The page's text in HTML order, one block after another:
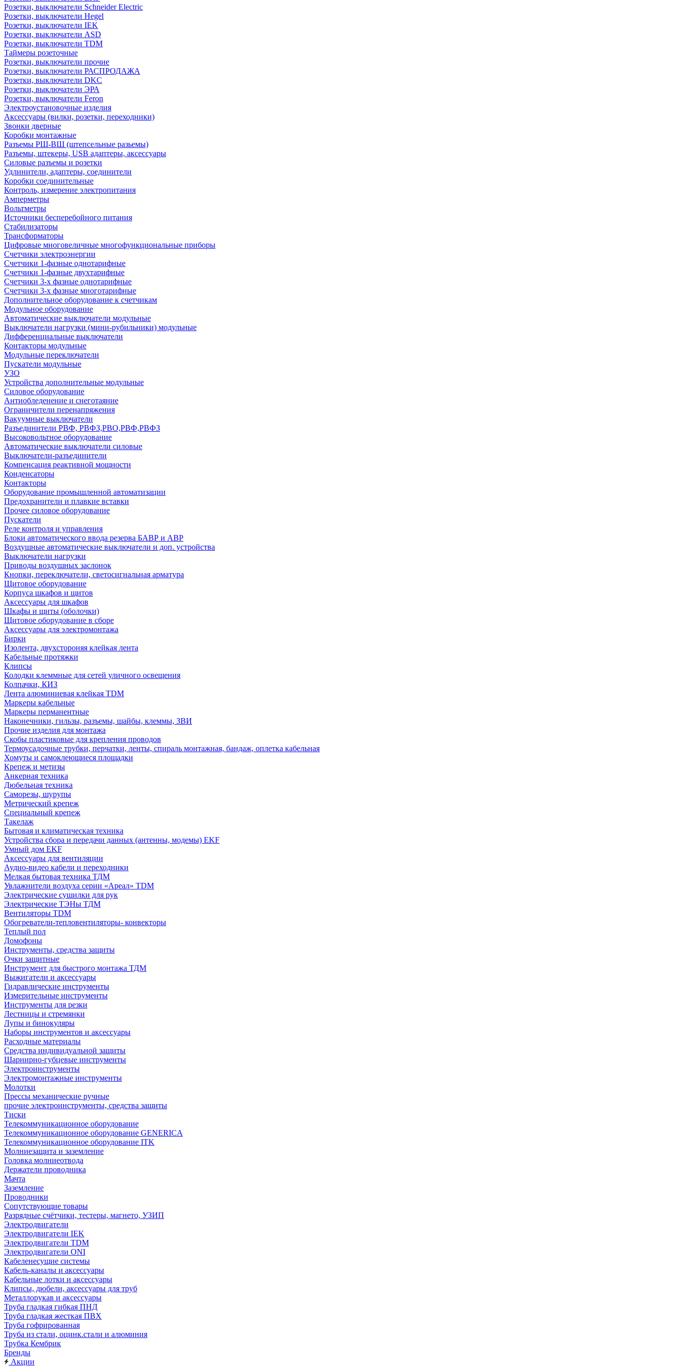
Розетки, выключатели Schneider Electric
Розетки, выключатели Hegel
Розетки, выключатели IEK
Розетки, выключатели ASD
Розетки, выключатели TDM
Таймеры розеточные
Розетки, выключатели прочие
Розетки, выключатели РАСПРОДАЖА
Розетки, выключатели DKC
Розетки, выключатели ЭРА
Розетки, выключатели Feron
Электроустановочные изделия
Аксессуары (вилки, розетки, переходники)
Звонки дверные
Коробки монтажные
Разъемы РШ-ВШ (штепсельные разьемы)
Разъемы, штекеры, USB адаптеры, аксессуары
Силовые разъемы и розетки
Удлинители, адаптеры, соединители
Коробки соединительные
Контроль, измерение электропитания
Амперметры
Вольтметры
Источники бесперебойного питания
Стабилизаторы
Трансформаторы
Цифровые многовеличные многофункциональные приборы
Счетчики электроэнергии
Счетчики 1-фазные однотарифные
Счетчики 1-фазные двухтарифные
Счетчики 3-х фазные однотарифные
Счетчики 3-х фазные многотарифные
Дополнительное оборудование к счетчикам
Модульное оборудование
Автоматические выключатели модульные
Выключатели нагрузки (мини-рубильники) модульные
Дифференциальные выключатели
Контакторы модульные
Модульные переключатели
Пускатели модульные
УЗО
Устройства дополнительные модульные
Силовое оборудование
Антиобледенение и снеготаяние
Ограничители перенапряжения
Вакуумные выключатели
Разъединители РВФ, РВФЗ,РВО,РВФ,РВФЗ
Высоковольтное оборудование
Автоматические выключатели cиловые
Выключатели-разъединители
Компенсация реактивной мощности
Конденсаторы
Контакторы
Оборудование промышленной автоматизации
Предохранители и плавкие вставки
Прочее силовое оборудование
Пускатели
Реле контроля и управления
Блоки автоматического ввода резерва БАВР и АВР
Воздушные автоматические выключатели и доп. устройства
Выключатели нагрузки
Приводы воздушных заслонок
Кнопки, переключатели, светосигнальная арматура
Щитовое оборудование
Корпуса шкафов и щитов
Аксессуары для шкафов
Шкафы и щиты (оболочки)
Щитовое оборудование в сборе
Аксессуары для электромонтажа
Бирки
Изолента, двухстороняя клейкая лента
Кабельные протяжки
Клипсы
Колодки клеммные для сетей уличного освещения
Колпачки, КИЗ
Лента алюминиевая клейкая TDM
Маркеры кабельные
Маркеры перманентные
Наконечники, гильзы, разъемы, шайбы, клеммы, ЗВИ
Прочие изделия для монтажа
Скобы пластиковые для крепления проводов
Термоусадочные трубки, перчатки, ленты, спираль монтажная, бандаж, оплетка кабельная
Хомуты и самоклеющиеся площадки
Крепеж и метизы
Анкерная техника
Дюбельная техника
Саморезы, шурупы
Метрический крепеж
Специальный крепеж
Такелаж
Бытовая и климатическая техника
Устройства сбора и передачи данных (антенны, модемы) EKF
Умный дом EKF
Аксессуары для вентиляции
Аудио-видео кабели и переходники
Мелкая бытовая техника ТДМ
Увлажнители воздуха серии «Ареал» TDM
Электрические сушилки для рук
Электрические ТЭНы ТДМ
Вентиляторы TDM
Обогреватели-тепловентиляторы- конвекторы
Теплый пол
Домофоны
Инструменты, средства защиты
Очки защитные
Инструмент для быстрого монтажа ТДМ
Выжигатели и аксессуары
Гидравлические инструменты
Измерительные инструменты
Инструменты для резки
Лестницы и стремянки
Лупы и бинокуляры
Наборы инструментов и аксессуары
Расходные материалы
Средства индивидуальной защиты
Шарнирно-губцевые инструменты
Электроинструменты
Электромонтажные инструменты
Молотки
Прессы механические ручные
прочие электроинструменты, средства защиты
Тиски
Телекоммуникационное оборудование
Телекоммуникационное оборудование GENERICA
Телекоммуникационное оборудование ITK
Молниезащита и заземление
Головка молниеотвода
Держатели проводника
Мачта
Заземление
Проводники
Сопутствующие товары
Разрядные счётчики, тестеры, магнето, УЗИП
Электродвигатели
Электродвигатели IEK
Электродвигатели TDM
Электродвигатели ONI
Кабеленесущие системы
Кабель-каналы и аксессуары
Кабельные лотки и аксессуары
Клипсы, дюбели, аксессуары для труб
Металлорукав и аксессуары
Труба гладкая гибкая ПНД
Труба гладкая жесткая ПВХ
Труба гофрированная
Труба из стали, оцинк.стали и алюминия
Трубка Кембрик
Бренды
Акции